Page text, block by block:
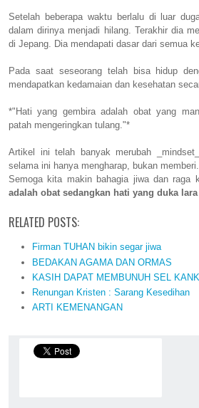
Setelah beberapa waktu berlalu di luar
dalam dirinya menjadi hilang. Terakhir dia
di Jepang. Dia mendapati dasar dari semua
Pada saat seseorang telah bisa hidup
mendapatkan kedamaian dan kesehatan
*"Hati yang gembira adalah obat yang
patah mengeringkan tulang."*
Artikel ini telah banyak merubah
selama ini hanya mengharap, bukan memberi.
Semoga kita makin bahagia jiwa dan raga
adalah obat sedangkan hati yang duka
RELATED POSTS:
Firman TUHAN bikin segar jiwa
BEDAKAN AGAMA DAN ORMAS
KASIH DAPAT MEMBUNUH SEL
Renungan Kristen : Sarang Kesedihan
ARTI KEMENANGAN